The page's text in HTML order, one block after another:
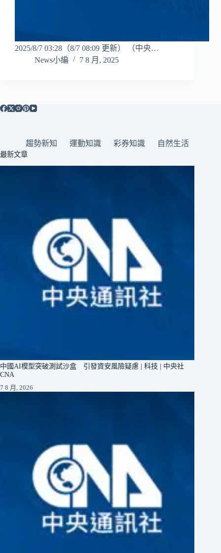
2025/8/7 03:28（8/7 08:09 更新） （中央…
News小編
7 8 月, 2025
趨勢新知 運動知識 彩券知識 自然生活
最新文章
中國AI模型突破測試沙盒 引發資安風險疑慮 | 科技 | 中央社
CNA
7 8 月, 2026